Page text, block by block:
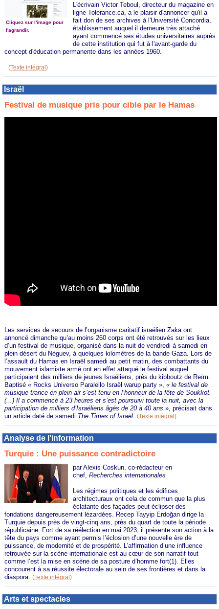
Cliquez sur l'image pour
l'agrandir.
L'écrivain Victor Teboul, directeur du magazine en
ligne Tolerance.ca, a le plaisir d'annoncer qu'il a
fait don de ses archives à l'Université Concordia,
établissement auquel il demeure très attaché
ayant commencé ses études universitaires auprès
de cette institution qui fut à l'avant-garde du
concept d'éducation permanente dans les années 1960.
(Texte intégral)
Israël
Festival de musique pris pour cible par le Hamas
Les services de secours de l’organisme caritatif israélien Zaka ont
annoncé dimanche qu’au moins 260 corps ont été retrouvés sur les lieux
d’un festival de musique, organisé dans la nuit de vendredi à samedi en
plein désert du Néguev, à quelques kilomètres de la bande Gaza. Lors de
l’assault du Hamas en Israël samedi au petit matin, des combattants du
mouvement islamiste armé ont en effet attaqué le festival auquel
participaient des milliers de jeunes Israéliens, près du kibboutz de Reïm.
Baptisé « Rocks Universo Paralello Israël warup party »,« le festival de
musique trance en plein air s’est tenu en l’honneur de la fête de Soukkot.
(...) Il a commencé à 23 heures et s’est poursuivi toute la nuit, avec la
participation de milliers d’Israéliens âgés de 20 à 40 ans», précisait dans
un article daté de samedi The Times of Israël. (Texte intégral)
Analyse de l'information
Turquie : Une puissance contradictoire
par Alexis Coskun, co-rédacteur en
chef,Recherches internationales
Les régimes politiques et les édifices
architecturaux ont cela de commun que la plus
éclatante des façades peut éclipser des
fondations dangereusement lézardées. Recep Tayyip Erdoğan dirige la
Turquie depuis près de vingt-cinq ans, près du quart de toute la période
républicaine. Fort de sa réélection en mai 2023, il présente son action à la
tête du pays comme ayant permis l’éclosion d’une nouvelle ère de
puissance, de modernité et de prospérité. L’affirmation d’une influence
retrouvée sur la scène internationale est au cœur de son narratif tout
comme l’est la mise en scène de sa posture d’homme fort(1). Elles
concourent à sa réussite électorale au sein de ses frontières et dans la
diaspora.(Texte intégral)
Arts et spectacles